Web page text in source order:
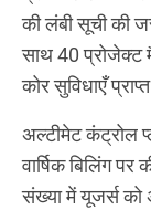
की लंबी सूची की
साथ 40
कोर सुविधाएँ
अल्टीमेट कंट्रोल
वार्षिक बिलिंग
संख्या में यूजर्स को